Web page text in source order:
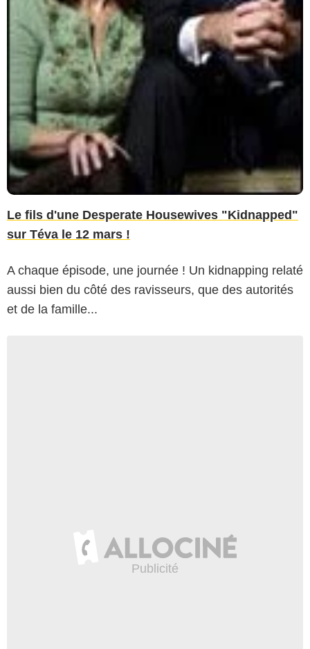
Le fils d'une Desperate Housewives "Kidnapped"
sur Téva le 12 mars !
A chaque épisode, une journée ! Un kidnapping relaté
aussi bien du côté des ravisseurs, que des autorités
et de la famille...